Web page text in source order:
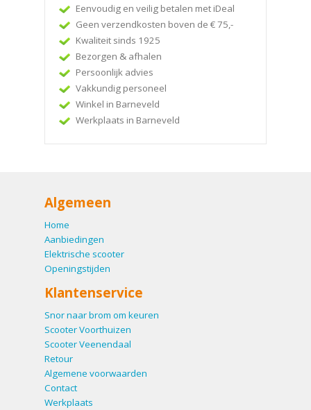
Eenvoudig en veilig betalen met iDeal
Geen verzendkosten boven de € 75,-
Kwaliteit sinds 1925
Bezorgen & afhalen
Persoonlijk advies
Vakkundig personeel
Winkel in Barneveld
Werkplaats in Barneveld
Algemeen
Home
Aanbiedingen
Elektrische scooter
Openingstijden
Klantenservice
Snor naar brom om keuren
Scooter Voorthuizen
Scooter Veenendaal
Retour
Algemene voorwaarden
Contact
Werkplaats